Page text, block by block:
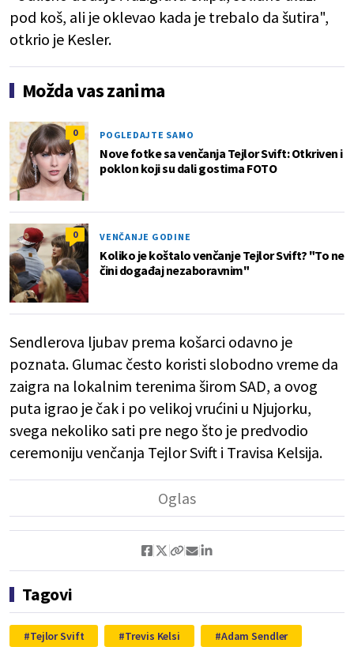
pod koš, ali je oklevao kada je trebalo da šutira",
otkrio je Kesler.
Možda vas zanima
0 POGLEDAJTE SAMO
Nove fotke sa venčanja Tejlor Svift: Otkriven i
poklon koji su dali gostima FOTO
0 VENČANJE GODINE
Koliko je koštalo venčanje Tejlor Svift? "To ne
čini događaj nezaboravnim"
Sendlerova ljubav prema košarci odavno je
poznata. Glumac često koristi slobodno vreme da
zaigra na lokalnim terenima širom SAD, a ovog
puta igrao je čak i po velikoj vrućini u Njujorku,
svega nekoliko sati pre nego što je predvodio
ceremoniju venčanja Tejlor Svift i Travisa Kelsija.
Tagovi
Tejlor Svift Trevis Kelsi Adam Sendler